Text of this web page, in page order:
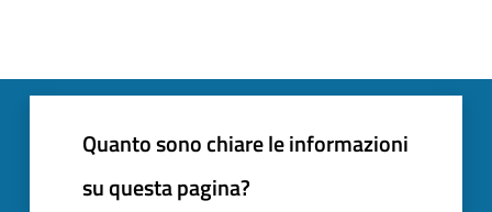
Quanto sono chiare le informazioni
su questa pagina?